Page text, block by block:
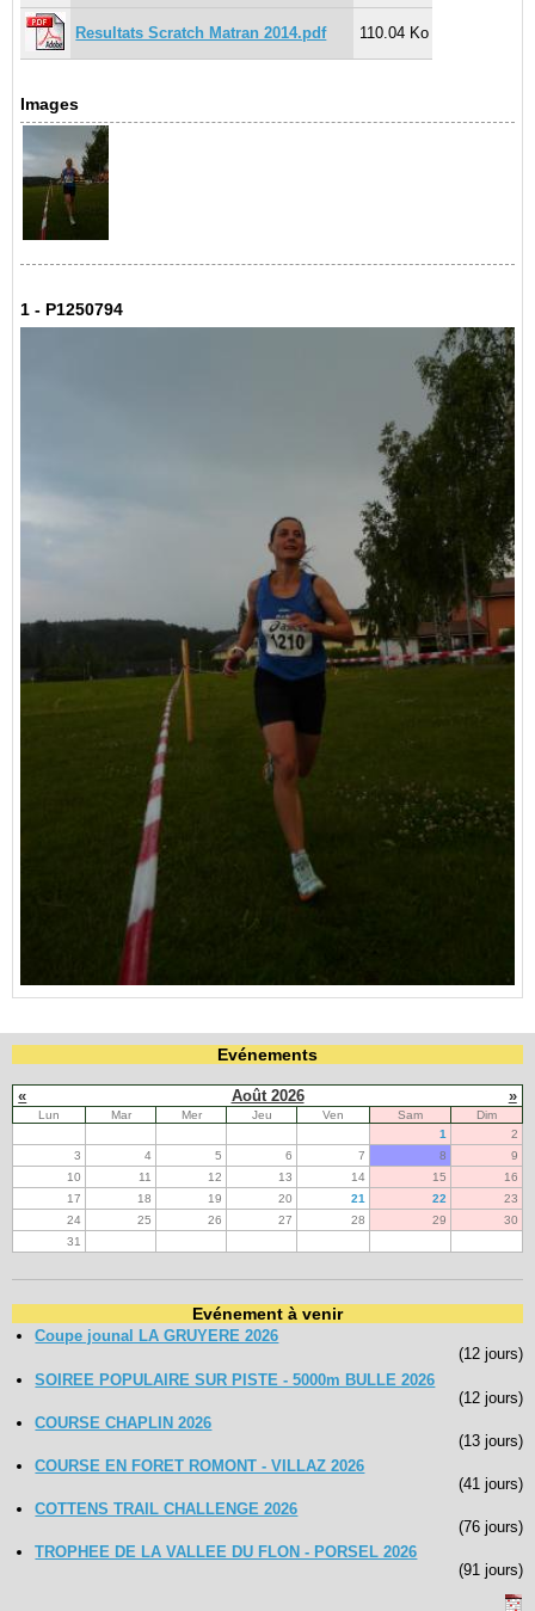
Resultats Scratch Matran 2014.pdf 110.04 Ko
Images
1 - P1250794
Evénements
« Août 2026 »
Lun Mar Mer Jeu Ven Sam
Dim
1
2
3
4 5 6 7 8
9
10
11 12 13 14 15
16
17
18 19 20 21 22
23
24
25 26 27 28 29
30
31
Evénement à venir
Coupe jounal LA GRUYERE 2026
(12 jours)
SOIREE POPULAIRE SUR PISTE - 5000m BULLE 2026
(12 jours)
COURSE CHAPLIN 2026
(13 jours)
COURSE EN FORET ROMONT - VILLAZ 2026
(41 jours)
COTTENS TRAIL CHALLENGE 2026
(76 jours)
TROPHEE DE LA VALLEE DU FLON - PORSEL 2026
(91 jours)